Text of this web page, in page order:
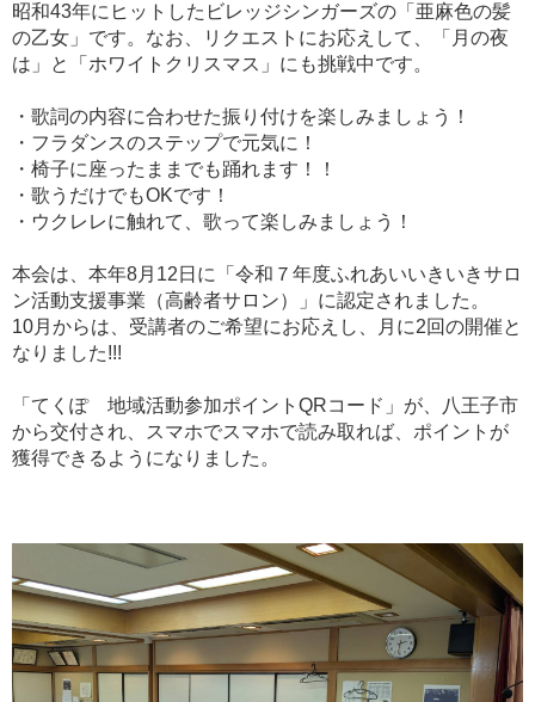
昭和43年にヒットしたビレッジシンガーズの「亜麻色の髪
の乙女」です。なお、リクエストにお応えして、「月の夜
は」と「ホワイトクリスマス」にも挑戦中です。
・歌詞の内容に合わせた振り付けを楽しみましょう！
・フラダンスのステップで元気に！
・椅子に座ったままでも踊れます！！
・歌うだけでもOKです！
・ウクレレに触れて、歌って楽しみましょう！
本会は、本年8月12日に「令和７年度ふれあいいきいきサロ
ン活動支援事業（高齢者サロン）」に認定されました。
10月からは、受講者のご希望にお応えし、月に2回の開催と
なりました!!!
「てくぽ 地域活動参加ポイントQRコード」が、八王子市
から交付され、スマホでスマホで読み取れば、ポイントが
獲得できるようになりました。